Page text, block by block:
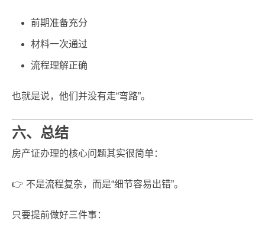
前期准备充分
材料一次通过
流程理解正确
也就是说，他们并没有走“弯路”。
六、总结
房产证办理的核心问题其实很简单：
👉 不是流程复杂，而是“细节容易出错”。
只要提前做好三件事：